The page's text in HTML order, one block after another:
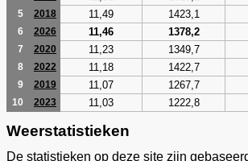
5 2018 11,49 1423,1
6 2026 11,46 1378,2
7 2020 11,23 1349,7
8 2022 11,18 1422,7
9 2019 11,07 1267,7
10 2023 11,03 1222,8
Weerstatistieken
De statistieken op deze site zijn